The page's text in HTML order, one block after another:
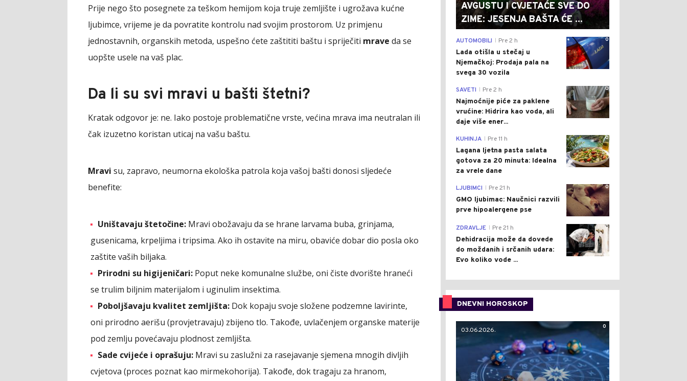
Prije nego što posegnete za teškom hemijom koja truje zemljište i ugrožava kućne
ljubimce, vrijeme je da povratite kontrolu nad svojim prostorom. Uz primjenu
jednostavnih, organskih metoda, uspešno ćete zaštititi baštu i spriječiti mrave da se
uopšte usele na vaš plac.
Da li su svi mravi u bašti štetni?
Kratak odgovor je: ne. Iako postoje problematične vrste, većina mrava ima neutralan ili
čak izuzetno koristan uticaj na vašu baštu.
Mravi su, zapravo, neumorna ekološka patrola koja vašoj bašti donosi sljedeće
benefite:
Uništavaju štetočine: Mravi obožavaju da se hrane larvama buba, grinjama,
gusenicama, krpeljima i tripsima. Ako ih ostavite na miru, obaviće dobar dio posla oko
zaštite vaših biljaka.
Prirodni su higijeničari: Poput neke komunalne službe, oni čiste dvorište hraneći
se trulim biljnim materijalom i uginulim insektima.
Poboljšavaju kvalitet zemljišta: Dok kopaju svoje složene podzemne lavirinte,
oni prirodno aerišu (provjetravaju) zbijeno tlo. Takođe, uvlačenjem organske materije
pod zemlju povećavaju plodnost zemljišta.
Sade cvijeće i oprašuju: Mravi su zaslužni za rasejavanje sjemena mnogih divljih
cvjetova (proces poznat kao mirmekohorija). Takođe, dok tragaju za hranom,
AVGUSTU I CVJETAĆE SVE DO
ZIME: JESENJA BAŠTA ĆE ...
0
AUTOMOBILI Pre 2 h
Lada otišla u stečaj u
Njemačkoj: Prodaja pala na
svega 30 vozila
0
SAVETI Pre 2 h
Najmoćnije piće za paklene
vrućine: Hidrira kao voda, ali
daje više ener...
0
KUHINJA Pre 11 h
Lagana ljetna pasta salata
gotova za 20 minuta: Idealna
za vrele dane
0
LJUBIMCI Pre 21 h
GMO ljubimac: Naučnici razvili
prve hipoalergene pse
0
ZDRAVLJE Pre 21 h
Dehidracija može da dovede
do moždanih i srčanih udara:
Evo koliko vode ...
DNEVNI HOROSKOP
0
03.06.2026.